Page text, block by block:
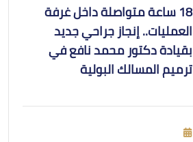
18 ساعة متواصلة داخل غرفة
العمليات.. إنجاز جراحي جديد
بقيادة دكتور محمد نافع في
ترميم المسالك البولية